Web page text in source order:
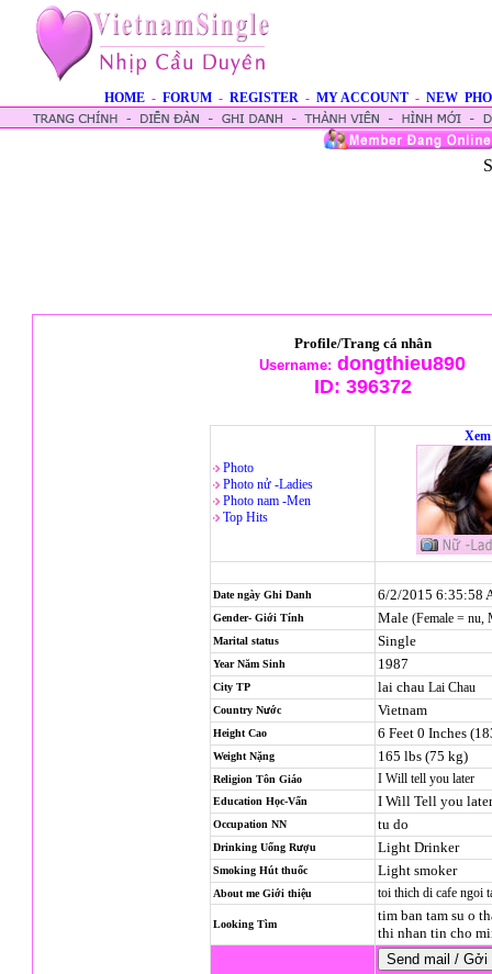
HOME - FORUM - REGISTER - MY ACCOUNT - NEW
Profile/Trang cá nhân
Username: dongthieu890
ID: 396372
Photo
Photo nử -Ladies
Photo nam -Men
Top Hits
Date ngày Ghi Danh 6/2/2015 6:35:58
Gender- Giới Tính Male (Female = nu,
Marital status Single
Year Năm Sinh 1987
City TP lai chau Lai Chau
Country Nước Vietnam
Height Cao 6 Feet 0 Inches
Weight Nặng 165 lbs (75 kg)
Religion Tôn Giáo I Will tell you later
Education Học-Vấn I Will Tell you later
Occupation NN tu do
Drinking Uống Rượu Light Drinker
Smoking Hút thuốc Light smoker
About me Giới thiệu toi thich di cafe ngoi
Looking Tìm
tim ban tam su o
thi nhan tin cho